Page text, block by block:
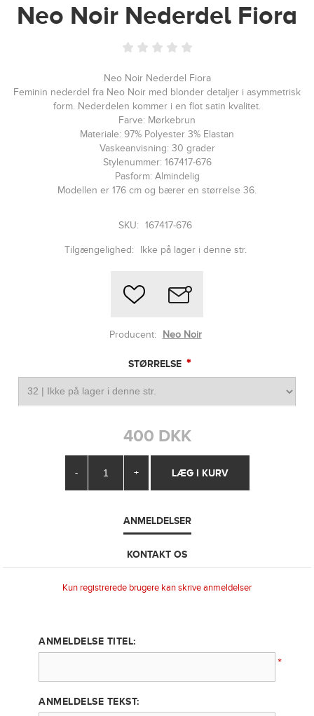
Neo Noir Nederdel Fiora
Neo Noir Nederdel Fiora
Feminin nederdel fra Neo Noir med blonder detaljer i asymmetrisk
form. Nederdelen kommer i en flot satin kvalitet.
Farve: Mørkebrun
Materiale: 97% Polyester 3% Elastan
Vaskeanvisning: 30 grader
Stylenummer: 167417-676
Pasform: Almindelig
Modellen er 176 cm og bærer en størrelse 36.
SKU: 167417-676
Tilgængelighed: Ikke på lager i denne str.
Producent: Neo Noir
STØRRELSE *
400 DKK
- +
ANMELDELSER
KONTAKT OS
Kun registrerede brugere kan skrive anmeldelser
ANMELDELSE TITEL:
*
ANMELDELSE TEKST: